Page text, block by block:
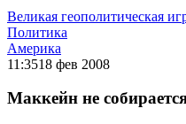
Великая геополитическая
Политика
Америка
11:3518 фев 2008
Маккейн не